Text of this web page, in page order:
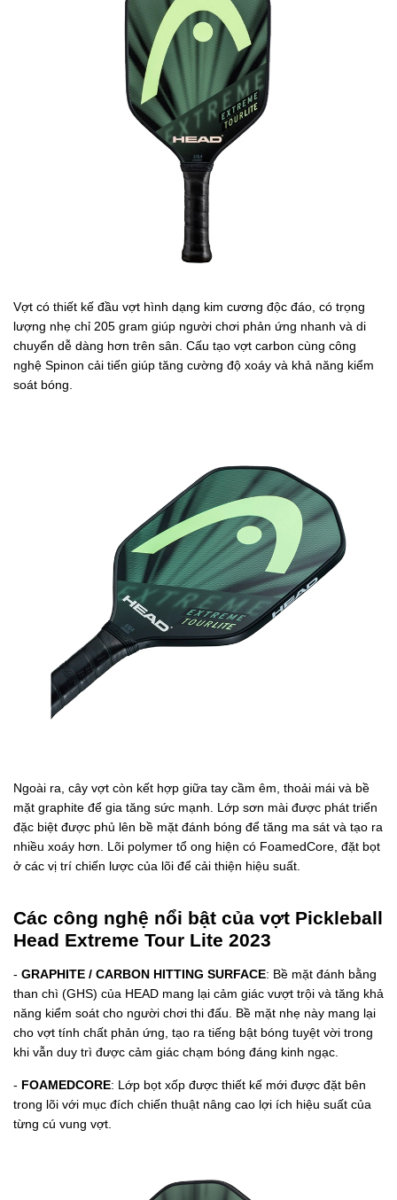
Vợt có thiết kế đầu vợt hình dạng kim cương độc đáo, có trọng
lượng nhẹ chỉ 205 gram giúp người chơi phản ứng nhanh và di
chuyển dễ dàng hơn trên sân. Cấu tạo vợt carbon cùng công
nghệ Spinon cải tiến giúp tăng cường độ xoáy và khả năng kiểm
soát bóng.
Ngoài ra, cây vợt còn kết hợp giữa tay cầm êm, thoải mái và bề
mặt graphite để gia tăng sức mạnh. Lớp sơn mài được phát triển
đặc biệt được phủ lên bề mặt đánh bóng để tăng ma sát và tạo ra
nhiều xoáy hơn. Lõi polymer tổ ong hiện có FoamedCore, đặt bọt
ở các vị trí chiến lược của lõi để cải thiện hiệu suất.
Các công nghệ nổi bật của vợt Pickleball
Head Extreme Tour Lite 2023
- GRAPHITE / CARBON HITTING SURFACE: Bề mặt đánh bằng
than chì (GHS) của HEAD mang lại cảm giác vượt trội và tăng khả
năng kiểm soát cho người chơi thi đấu. Bề mặt nhẹ này mang lại
cho vợt tính chất phản ứng, tạo ra tiếng bật bóng tuyệt vời trong
khi vẫn duy trì được cảm giác chạm bóng đáng kinh ngạc.
- FOAMEDCORE: Lớp bọt xốp được thiết kế mới được đặt bên
trong lõi với mục đích chiến thuật nâng cao lợi ích hiệu suất của
từng cú vung vợt.